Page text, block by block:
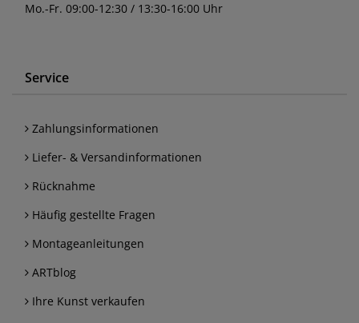
Mo.-Fr. 09:00-12:30 / 13:30-16:00 Uhr
Service
Zahlungsinformationen
Liefer- & Versandinformationen
Rücknahme
Häufig gestellte Fragen
Montageanleitungen
ARTblog
Ihre Kunst verkaufen